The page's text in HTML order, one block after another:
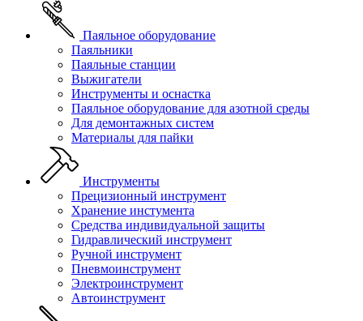
Паяльное оборудование
Паяльники
Паяльные станции
Выжигатели
Инструменты и оснастка
Паяльное оборудование для азотной среды
Для демонтажных систем
Материалы для пайки
Инструменты
Прецизионный инструмент
Хранение инстумента
Средства индивидуальной защиты
Гидравлический инструмент
Ручной инструмент
Пневмоинструмент
Электроинструмент
Автоинструмент